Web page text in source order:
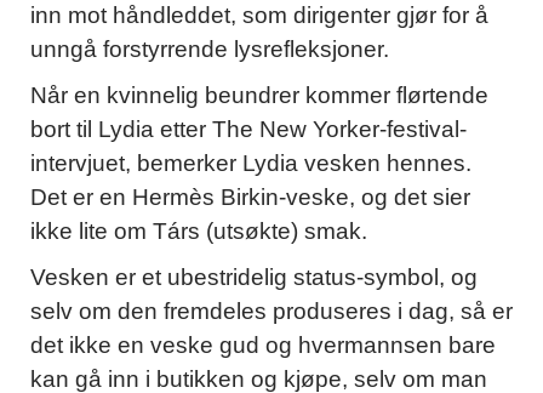
inn mot håndleddet, som dirigenter gjør for å
unngå forstyrrende lysrefleksjoner.
Når en kvinnelig beundrer kommer flørtende
bort til Lydia etter The New Yorker-festival-
intervjuet, bemerker Lydia vesken hennes.
Det er en Hermès Birkin-veske, og det sier
ikke lite om Társ (utsøkte) smak.
Vesken er et ubestridelig status-symbol, og
selv om den fremdeles produseres i dag, så er
det ikke en veske gud og hvermannsen bare
kan gå inn i butikken og kjøpe, selv om man